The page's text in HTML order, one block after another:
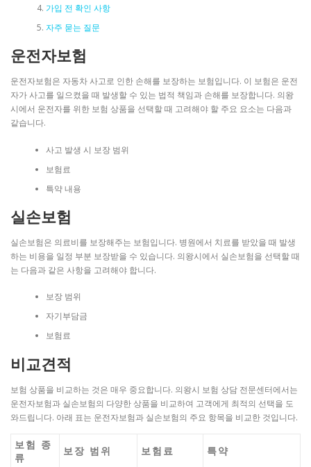
가입 전 확인 사항
자주 묻는 질문
운전자보험
운전자보험은 자동차 사고로 인한 손해를 보장하는 보험입니다. 이 보험은 운전
자가 사고를 일으켰을 때 발생할 수 있는 법적 책임과 손해를 보장합니다. 의왕
시에서 운전자를 위한 보험 상품을 선택할 때 고려해야 할 주요 요소는 다음과
같습니다.
사고 발생 시 보장 범위
보험료
특약 내용
실손보험
실손보험은 의료비를 보장해주는 보험입니다. 병원에서 치료를 받았을 때 발생
하는 비용을 일정 부분 보장받을 수 있습니다. 의왕시에서 실손보험을 선택할 때
는 다음과 같은 사항을 고려해야 합니다.
보장 범위
자기부담금
보험료
비교견적
보험 상품을 비교하는 것은 매우 중요합니다. 의왕시 보험 상담 전문센터에서는
운전자보험과 실손보험의 다양한 상품을 비교하여 고객에게 최적의 선택을 도
와드립니다. 아래 표는 운전자보험과 실손보험의 주요 항목을 비교한 것입니다.
보험 종
류
보장 범위 보험료 특약